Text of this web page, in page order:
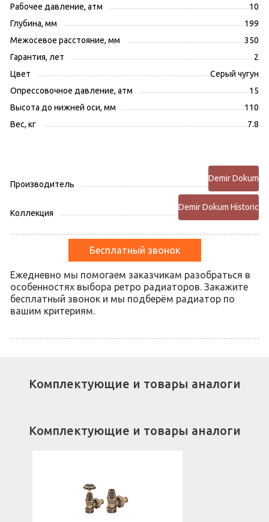
Рабочее давление, атм
10
Глубина, мм
199
Межосевое расстояние, мм
350
Гарантия, лет
2
Цвет
Серый чугун
Опрессовочное давление, атм
15
Высота до нижней оси, мм
110
Вес, кг
7.8
Производитель
Demir Dokum
Коллекция
Demir Dokum Historic
Бесплатный звонок
Ежедневно мы помогаем заказчикам разобраться в
особенностях выбора ретро радиаторов. Закажите
бесплатный звонок и мы подберём радиатор по
вашим критериям.
Комплектующие и товары аналоги
Комплектующие и товары аналоги